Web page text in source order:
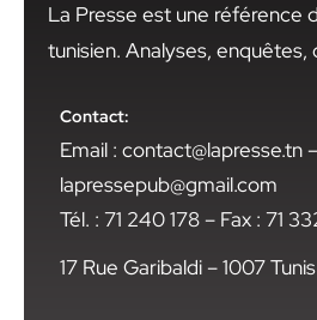
La Presse est une référence
tunisien. Analyses,
Contact:
Email : contact@lapresse.tn
lapressepub@gmail.com
Tél. : 71 240 178 – Fax : 71
17 Rue Garibaldi – 1007 Tunis